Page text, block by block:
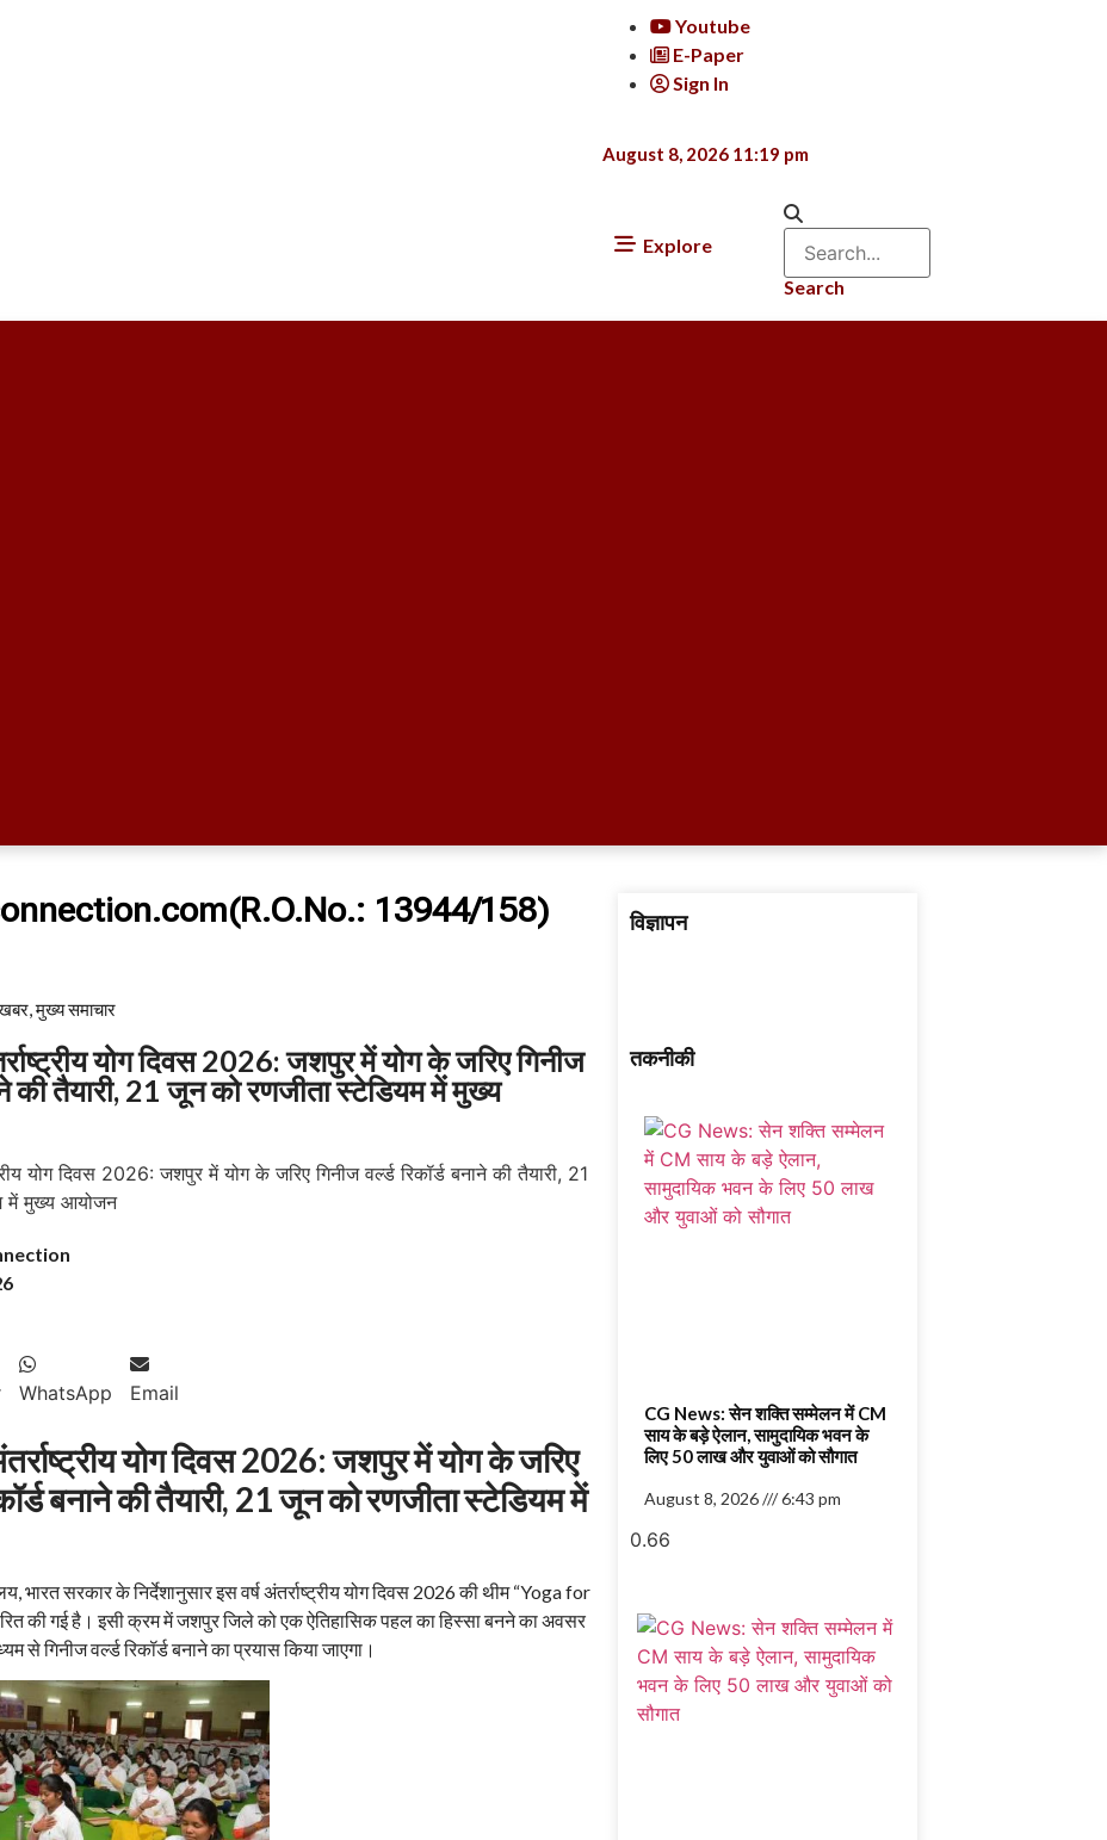
Youtube
E-Paper
Sign In
August 8, 2026 11:19 pm
Explore
Search
13944/158)
,मुख्य समाचार​
योग दिवस 2026: जशपुर में योग के जरिए गिनीज
की तैयारी, 21 जून को रणजीता स्टेडियम में मुख्य
WhatsApp Email
योग दिवस 2026: जशपुर में योग के जरिए
बनाने की तैयारी, 21 जून को रणजीता स्टेडियम में
भारत सरकार के निर्देशानुसार इस वर्ष अंतर्राष्ट्रीय योग दिवस 2026 की थीम “Yoga for
की गई है। इसी क्रम में जशपुर जिले को एक ऐतिहासिक पहल का हिस्सा बनने का अवसर
से गिनीज वर्ल्ड रिकॉर्ड बनाने का प्रयास किया जाएगा।
विज्ञापन
तकनीकी
CG News: सेन शक्ति सम्मेलन में CM
साय के बड़े ऐलान, सामुदायिक भवन के
लिए 50 लाख और युवाओं को सौगात
August 8, 2026 6:43 pm